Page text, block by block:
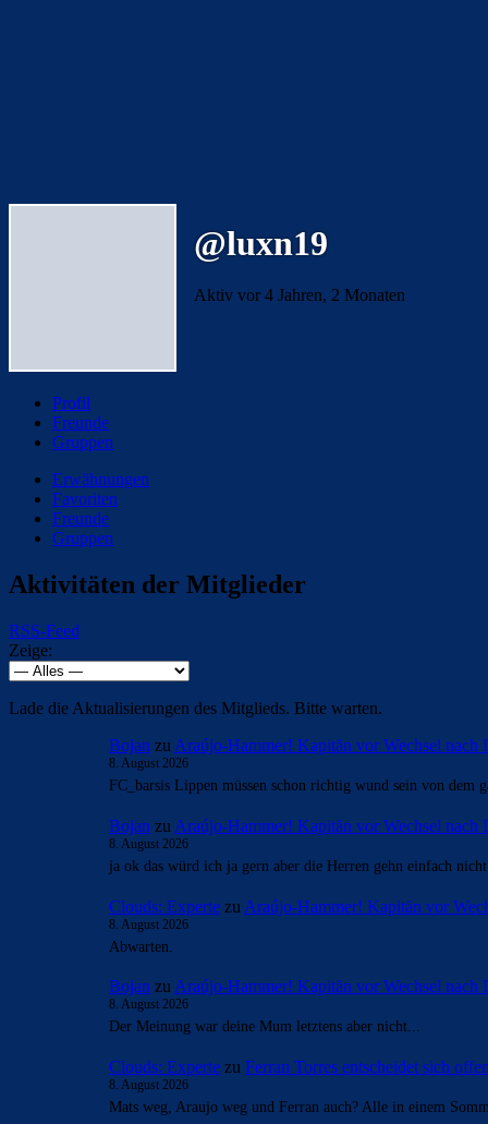
@luxn19
Aktiv vor 4 Jahren, 2 Monaten
Profil
Freunde
Gruppen
Erwähnungen
Favoriten
Freunde
Gruppen
Aktivitäten der Mitglieder
RSS-Feed
Zeige:
Lade die Aktualisierungen des Mitglieds. Bitte warten.
Bojan zu Araújo-Hammer! Kapitän vor Wechsel nach
8. August 2026
FC_barsis Lippen müssen schon richtig wund sein von dem
Bojan zu Araújo-Hammer! Kapitän vor Wechsel nach
8. August 2026
ja ok das würd ich ja gern aber die Herren gehn einfach
Clouds: Experte zu Araújo-Hammer! Kapitän vor
8. August 2026
Abwarten.
Bojan zu Araújo-Hammer! Kapitän vor Wechsel nach
8. August 2026
Der Meinung war deine Mum letztens aber nicht...
Clouds: Experte zu Ferran Torres entscheidet sich
8. August 2026
Mats weg, Araujo weg und Ferran auch? Alle in einem